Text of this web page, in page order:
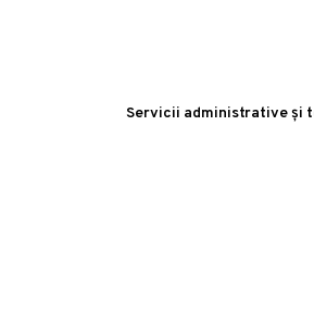
Servicii administrative și